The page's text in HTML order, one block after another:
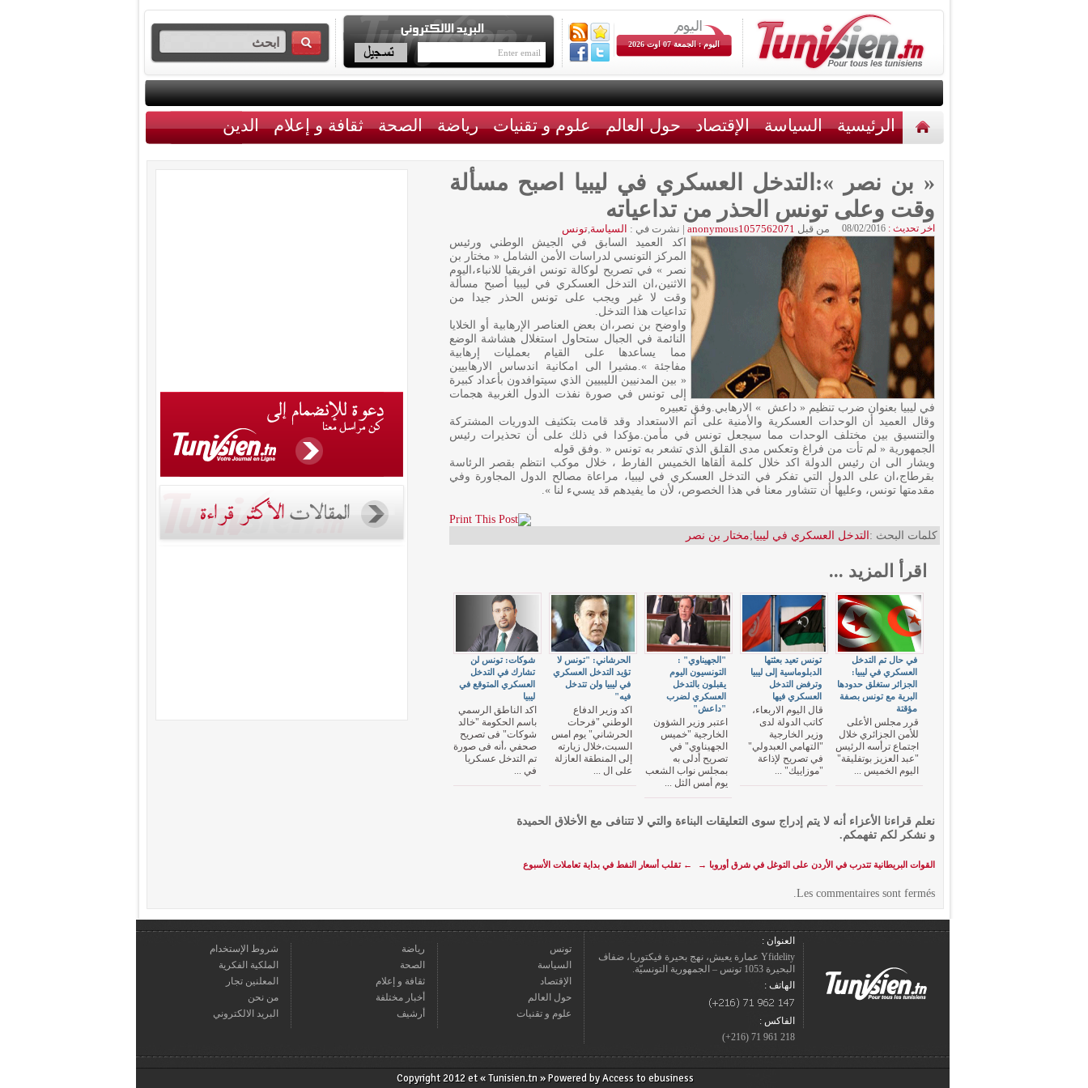
اليوم : الجمعة 07 اوت 2026
الرئيسية السياسة الإقتصاد حول العالم علوم و تقنيات رياضة الصحة ثقافة و إعلام الدين
« بن نصر »:التدخل العسكري في ليبيا اصبح مسألة
وقت وعلى تونس الحذر من تداعياته
اخر تحديث : 08/02/2016 من قبل anonymous1057562071
| نشرت في : السياسة,تونس
اكد العميد السابق في الجيش الوطني ورئيس
المركز التونسي لدراسات الأمن الشامل « مختار بن
نصر » في تصريح لوكالة تونس افريقيا للانباء،اليوم
الاثنين،ان التدخل العسكري في ليبيا أصبح مسألة
وقت لا غير ويجب على تونس الحذر جيدا من
تداعيات هذا التدخل.
واوضح بن نصر،ان بعض العناصر الإرهابية أو الخلايا
النائمة في الجبال ستحاول استغلال هشاشة الوضع
مما يساعدها على القيام بعمليات إرهابية
مفاجئة ».مشيرا الى امكانية اندساس الارهابيين
« بين المدنيين الليبيين الذي سيتوافدون بأعداد كبيرة
إلى تونس في صورة نفذت الدول الغربية هجمات
في ليبيا بعنوان ضرب تنظيم « داعش » الارهابي.وفق تعبيره
وقال العميد أن الوحدات العسكرية والأمنية على أتم الاستعداد وقد قامت بتكثيف الدوريات المشتركة
والتنسيق بين مختلف الوحدات مما سيجعل تونس في مأمن.مؤكدا في ذلك على أن تحذيرات رئيس
الجمهورية « لم تأت من فراغ وتعكس مدى القلق الذي تشعر به تونس « .وفق قوله
ويشار الى ان رئيس الدولة اكد خلال كلمة ألقاها الخميس الفارط ، خلال موكب انتظم بقصر الرئاسة
بقرطاج،ان على الدول التي تفكر في التدخل العسكري في ليبيا، مراعاة مصالح الدول المجاورة وفي
مقدمتها تونس، وعليها أن تتشاور معنا في هذا الخصوص، لأن ما يفيدهم قد يسيء لنا ».
كلمات البحث : التدخل العسكري في ليبيا;مختار بن نصر
اقرأ المزيد ...
شوكات: تونس لن
تشارك في التدخل
العسكري المتوقع في
ليبيا
اكد الناطق الرسمي
باسم الحكومة "خالد
شوكات" فى تصريح
صحفي ،أنه فى صورة
تم التدخل عسكريا
في ...
الحرشاني: "تونس لا
تؤيد التدخل العسكري
في ليبيا ولن تتدخل
فيه"
اكد وزير الدفاع
الوطني "فرحات
الحرشاني" يوم امس
السبت،خلال زيارته
إلى المنطقة العازلة
على ال ...
"الجهيناوي" :
التونسيون اليوم
يقبلون بالتدخل
العسكري لضرب
"داعش"
اعتبر وزير الشؤون
الخارجية "خميس
الجهيناوي" في
تصريح أدلى به
بمجلس نواب الشعب
يوم أمس الثل ...
تونس تعيد بعثتها
الدبلوماسية إلى ليبيا
وترفض التدخل
العسكري فيها
قال اليوم الاربعاء،
كاتب الدولة لدى
وزير الخارجية
"التهامي العبدولي"
في تصريح لإذاعة
"موزاييك" ...
في حال تم التدخل
العسكري في ليبيا:
الجزائر ستغلق حدودها
البرية مع تونس بصفة
مؤقتة
قرر مجلس الأعلى
للأمن الجزائري خلال
اجتماع ترأسه الرئيس
"عبد العزيز بوتفليقة"
اليوم الخميس ...
نعلم قراءنا الأعزاء أنه لا يتم إدراج سوى التعليقات البناءة والتي لا تتنافى مع الأخلاق الحميدة
و نشكر لكم تفهمكم.
← تقلب أسعار النفط في بداية تعاملات الأسبوع القوات البريطانية تتدرب في الأردن على التوغل في شرق أوروبا →
Les commentaires sont fermés.
العنوان :
Yfidelity عمارة يعيش، نهج بحيرة فيكتوريا، ضفاف
البحيرة 1053 تونس – الجمهورية التونسيّة.
الهاتف :
الفاكس :
218 961 71 (216+)
تونس
السياسة
الإقتصاد
حول العالم
علوم و تقنيات
رياضة
الصحة
ثقافة و إعلام
أخبار مختلفة
أرشيف
شروط الإستخدام
الملكية الفكرية
المعلنين تجار
من نحن
البريد الالكتروني
Copyright 2012 et « Tunisien.tn » Powered byAccess to ebusiness